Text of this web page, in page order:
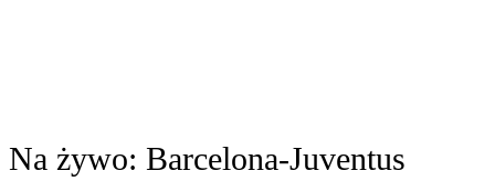
Na żywo: Barcelona-Juventus